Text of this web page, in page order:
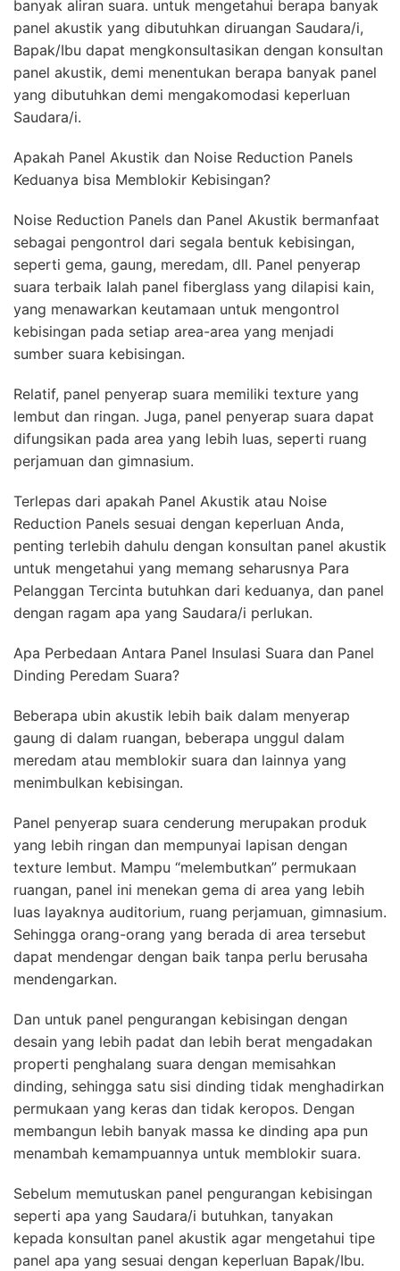
banyak aliran suara. untuk mengetahui berapa banyak
panel akustik yang dibutuhkan diruangan Saudara/i,
Bapak/Ibu dapat mengkonsultasikan dengan konsultan
panel akustik, demi menentukan berapa banyak panel
yang dibutuhkan demi mengakomodasi keperluan
Saudara/i.
Apakah Panel Akustik dan Noise Reduction Panels
Keduanya bisa Memblokir Kebisingan?
Noise Reduction Panels dan Panel Akustik bermanfaat
sebagai pengontrol dari segala bentuk kebisingan,
seperti gema, gaung, meredam, dll. Panel penyerap
suara terbaik Ialah panel fiberglass yang dilapisi kain,
yang menawarkan keutamaan untuk mengontrol
kebisingan pada setiap area-area yang menjadi
sumber suara kebisingan.
Relatif, panel penyerap suara memiliki texture yang
lembut dan ringan. Juga, panel penyerap suara dapat
difungsikan pada area yang lebih luas, seperti ruang
perjamuan dan gimnasium.
Terlepas dari apakah Panel Akustik atau Noise
Reduction Panels sesuai dengan keperluan Anda,
penting terlebih dahulu dengan konsultan panel akustik
untuk mengetahui yang memang seharusnya Para
Pelanggan Tercinta butuhkan dari keduanya, dan panel
dengan ragam apa yang Saudara/i perlukan.
Apa Perbedaan Antara Panel Insulasi Suara dan Panel
Dinding Peredam Suara?
Beberapa ubin akustik lebih baik dalam menyerap
gaung di dalam ruangan, beberapa unggul dalam
meredam atau memblokir suara dan lainnya yang
menimbulkan kebisingan.
Panel penyerap suara cenderung merupakan produk
yang lebih ringan dan mempunyai lapisan dengan
texture lembut. Mampu “melembutkan” permukaan
ruangan, panel ini menekan gema di area yang lebih
luas layaknya auditorium, ruang perjamuan, gimnasium.
Sehingga orang-orang yang berada di area tersebut
dapat mendengar dengan baik tanpa perlu berusaha
mendengarkan.
Dan untuk panel pengurangan kebisingan dengan
desain yang lebih padat dan lebih berat mengadakan
properti penghalang suara dengan memisahkan
dinding, sehingga satu sisi dinding tidak menghadirkan
permukaan yang keras dan tidak keropos. Dengan
membangun lebih banyak massa ke dinding apa pun
menambah kemampuannya untuk memblokir suara.
Sebelum memutuskan panel pengurangan kebisingan
seperti apa yang Saudara/i butuhkan, tanyakan
kepada konsultan panel akustik agar mengetahui tipe
panel apa yang sesuai dengan keperluan Bapak/Ibu.